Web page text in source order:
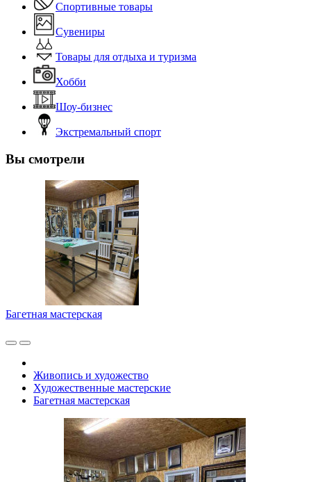
Спортивные товары
Сувениры
Товары для отдыха и туризма
Хобби
Шоу-бизнес
Экстремальный спорт
Вы смотрели
Багетная мастерская
Живопись и художество
Художественные мастерские
Багетная мастерская